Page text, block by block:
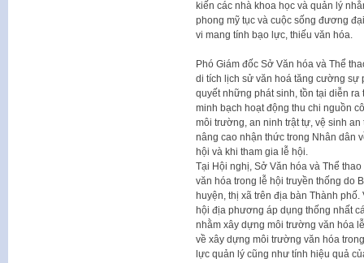
kiến các nhà khoa học và quản lý
phong mỹ tục và cuộc sống đương
vi mang tính bạo lực, thiếu văn hóa.
Phó Giám đốc Sở Văn hóa và Thể
di tích lịch sử văn hoá tăng cường sự
quyết những phát sinh, tồn tại diễn
minh bạch hoạt động thu chi nguồn
môi trường, an ninh trật tự, vệ sinh
nâng cao nhận thức trong Nhân dân
hội và khi tham gia lễ hội.
Tại Hội nghị, Sở Văn hóa và Thể
văn hóa trong lễ hội truyền thống do
huyện, thị xã trên địa bàn Thành
hội địa phương áp dụng thống nhất
nhằm xây dựng môi trường văn hóa
về xây dựng môi trường văn hóa
lực quản lý cũng như tính hiệu quả